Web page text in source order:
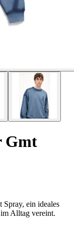
Gmt
Spray, ein ideales
Alltag vereint.